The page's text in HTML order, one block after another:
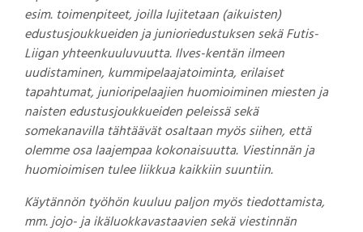
esim. toimenpiteet, joilla lujitetaan (aikuisten)
edustusjoukkueiden ja junioriedustuksen sekä Futis-
Liigan yhteenkuuluvuutta. Ilves-kentän ilmeen
uudistaminen, kummipelaajatoiminta, erilaiset
tapahtumat, junioripelaajien huomioiminen miesten ja
naisten edustusjoukkueiden peleissä sekä
somekanavilla tähtäävät osaltaan myös siihen, että
olemme osa laajempaa kokonaisuutta. Viestinnän ja
huomioimisen tulee liikkua kaikkiin suuntiin.
Käytännön työhön kuuluu paljon myös tiedottamista,
mm. jojo- ja ikäluokkavastaavien sekä viestinnän